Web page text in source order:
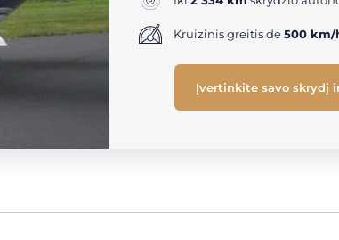
Kruizinis greitis de500 km/
Įvertinkite savo skrydį